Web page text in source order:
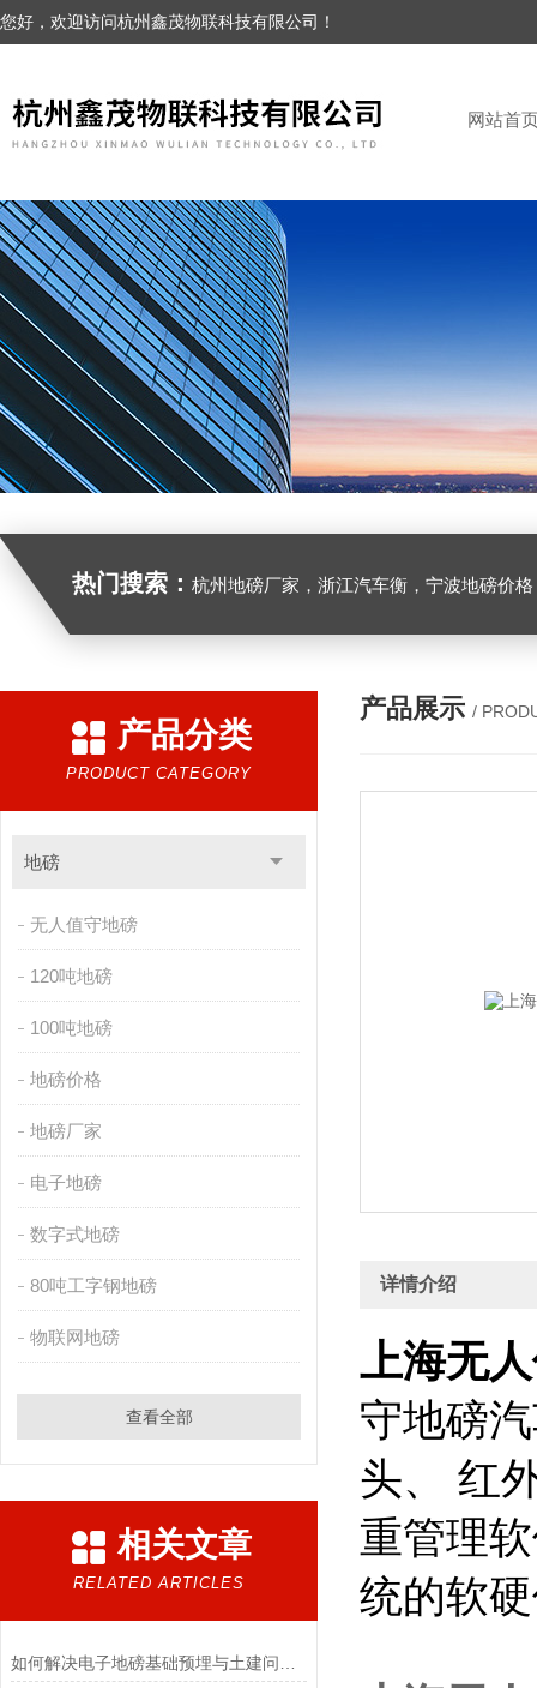
您好，欢迎访问杭州鑫茂物联科技有限公司！
网站首
热门搜索： 杭州地磅厂家，浙江汽车衡，宁波地磅价格，浙江地
产品分类
PRODUCT CATEGORY
地磅
无人值守地磅
120吨地磅
100吨地磅
地磅价格
地磅厂家
电子地磅
数字式地磅
80吨工字钢地磅
物联网地磅
查看全部
相关文章
RELATED ARTICLES
产品展示 /
详情介绍
上海无
守地磅
头、 红
重管理
统的软